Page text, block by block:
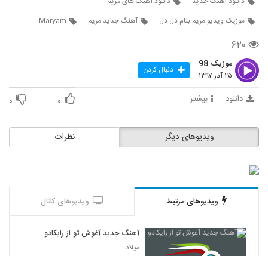
168
170
Sajad Safi Khani Jane Janan
171
دانلود آهنگ جدید و زیبای محمد فاریابی با نام
۳۹۹ بازدید
دانلود آهنگ جدید و زیبای امیرحسین
پورمحمدی با نام مگه میشه
موزیک ویدیو مریم بنام دل دل
آهنگ جدید مریم Maryam
۶۲۰
موزیک 98
۲۵ آذر ۱۳۹۷ دنبال کردن
دانلود بیشتر ۰ ۰
نظرات ویدیوهای دیگر
ویدیوهای مرتبط ویدیوهای کانال
آهنگ جدید آغوش تو از رایکادو
میلاد